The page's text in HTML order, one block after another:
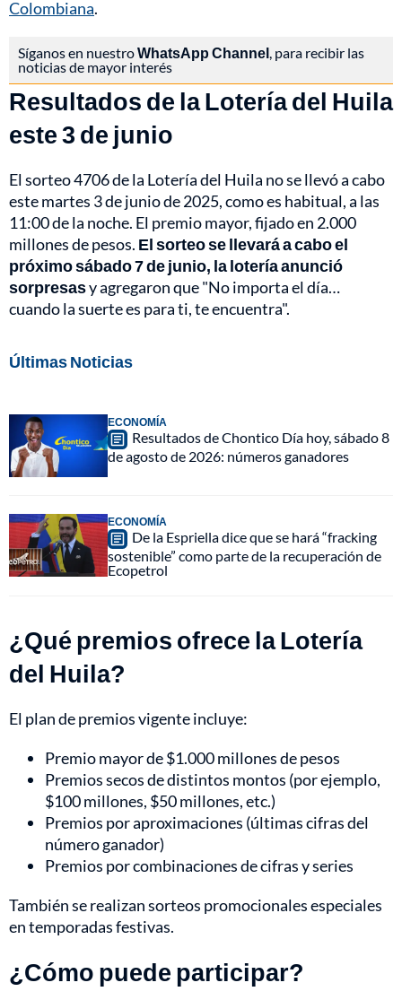
Colombiana.
Síganos en nuestroWhatsApp Channel, para recibir las
noticias de mayor interés
Resultados de la Lotería del Huila
este 3 de junio
El sorteo 4706 de la Lotería del Huila no se llevó a cabo
este martes 3 de junio de 2025, como es habitual, a las
11:00 de la noche. El premio mayor, fijado en 2.000
millones de pesos. El sorteo se llevará a cabo el
próximo sábado 7 de junio, la lotería anunció
sorpresasy agregaron que "No importa el día…
cuando la suerte es para ti, te encuentra".
Últimas Noticias
ECONOMÍA
Resultados de Chontico Día hoy, sábado 8
de agosto de 2026: números ganadores
ECONOMÍA
De la Espriella dice que se hará “fracking
sostenible” como parte de la recuperación de
Ecopetrol
¿Qué premios ofrece la Lotería
del Huila?
El plan de premios vigente incluye:
Premio mayor de $1.000 millones de pesos
Premios secos de distintos montos (por ejemplo,
$100 millones, $50 millones, etc.)
Premios por aproximaciones (últimas cifras del
número ganador)
Premios por combinaciones de cifras y series
También se realizan sorteos promocionales especiales
en temporadas festivas.
¿Cómo puede participar?